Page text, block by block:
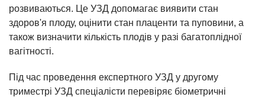
розвиваються. Це УЗД допомагає виявити стан
здоров'я плоду, оцінити стан плаценти та пуповини, а
також визначити кількість плодів у разі багатоплідної
вагітності.
Під час проведення експертного УЗД у другому
триместрі УЗД спеціалісти перевіряє біометричні